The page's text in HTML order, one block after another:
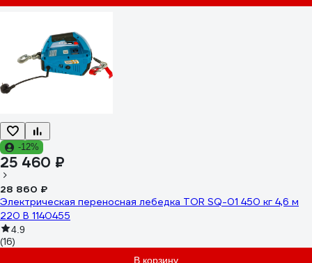
-12%
25 460 ₽
28 860 ₽
Электрическая переносная лебедка TOR SQ-01 450 кг 4,6 м
220 В 1140455
4.9
(16)
В корзину